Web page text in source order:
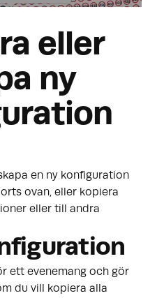
eller
ny
en ny konfiguration
ovan, eller kopiera
eller till andra
ett evenemang och gör
du vill kopiera alla